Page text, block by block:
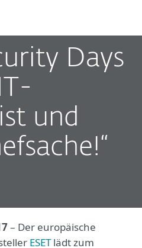
Days
und
– Der europäische
ESETlädt zum